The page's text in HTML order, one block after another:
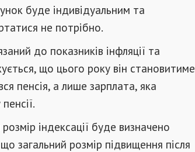
буде індивідуальним та
не потрібно.
до показників інфляції та
що цього року він становитиме
пенсія, а лише зарплата, яка
індексації буде визначено
загальний розмір підвищення після